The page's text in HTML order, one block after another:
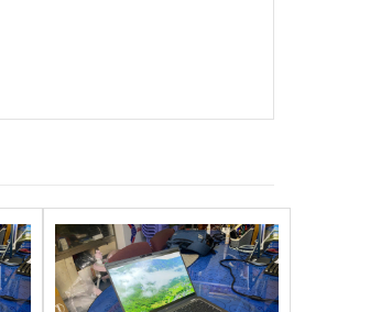
qua sửa chữa.